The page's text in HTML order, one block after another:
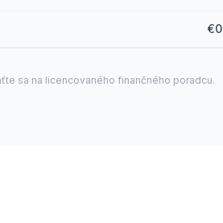
€0
sa na licencovaného finančného poradcu.